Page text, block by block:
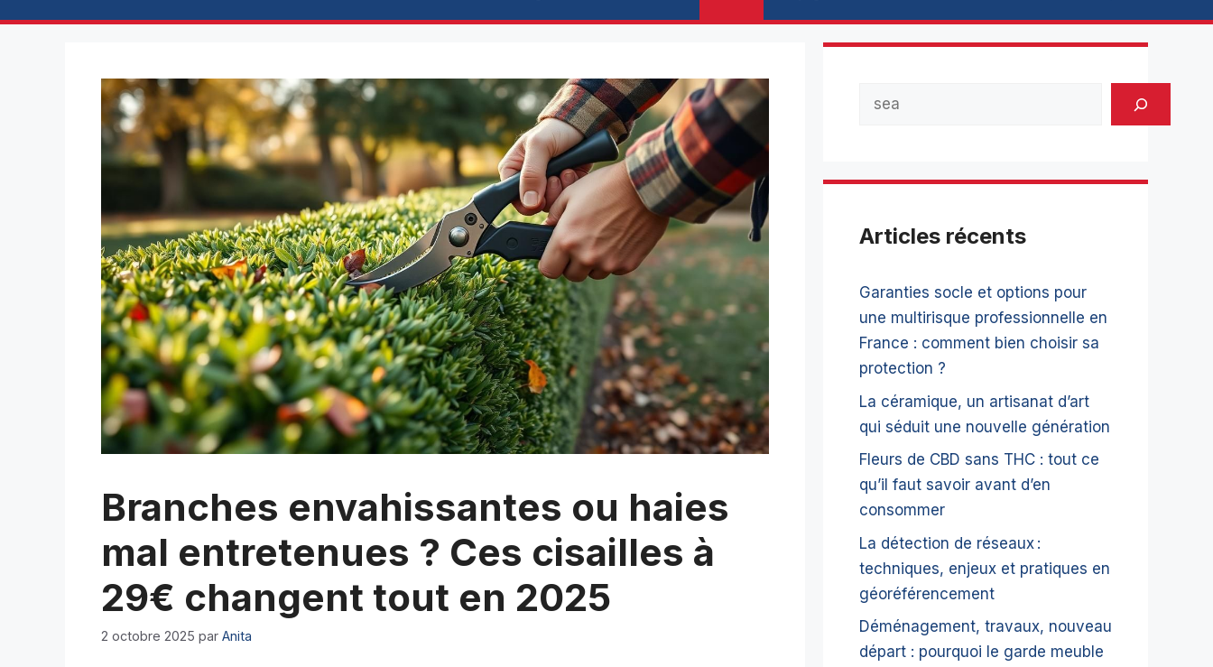
Branches envahissantes ou haies
mal entretenues ? Ces cisailles à
29€ changent tout en 2025
2 octobre 2025 par Anita
Articles récents
Garanties socle et options pour
une multirisque professionnelle en
France : comment bien choisir sa
protection ?
La céramique, un artisanat d’art
qui séduit une nouvelle génération
Fleurs de CBD sans THC : tout ce
qu’il faut savoir avant d’en
consommer
La détection de réseaux :
techniques, enjeux et pratiques en
géoréférencement
Déménagement, travaux, nouveau
départ : pourquoi le garde meuble